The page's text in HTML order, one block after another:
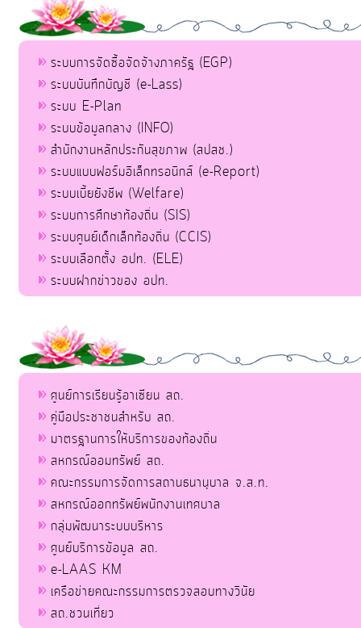
ระบบการจัดซื้อจัดจ้างภาครัฐ (EGP)
ระบบบันทึกบัญชี (e-Lass)
ระบบ E-Plan
ระบบข้อมูลกลาง (INFO)
สำนักงานหลักประกันสุขภาพ (สปสช.)
ระบบแบบฟอร์มอิเล็กทรอนิกส์ (e-Report)
ระบบเบี้ยยังชีพ (Welfare)
ระบบการศึกษาท้องถิ่น (SIS)
ระบบศูนย์เด็กเล็กท้องถิ่น (CCIS)
ระบบเลือกตั้ง อปท. (ELE)
ระบบฝากข่าวของ อปท.
ศูนย์การเรียนรู้อาเซียน สถ.
คู่มือประชาชนสำหรับ สถ.
มาตรฐานการให้บริการของท้องถิ่น
สหกรณ์ออมทรัพย์ สถ.
คณะกรรมการจัดการสถานธนานุบาล จ.ส.ท.
สหกรณ์ออกทรัพย์พนักงานเทศบาล
กลุ่มพัฒนาระบบบริหาร
ศูนย์บริการข้อมูล สถ.
e-LAAS KM
เครือข่ายคณะกรรมการตรวจสอบทางวินัย
สถ.ชวนเที่ยว